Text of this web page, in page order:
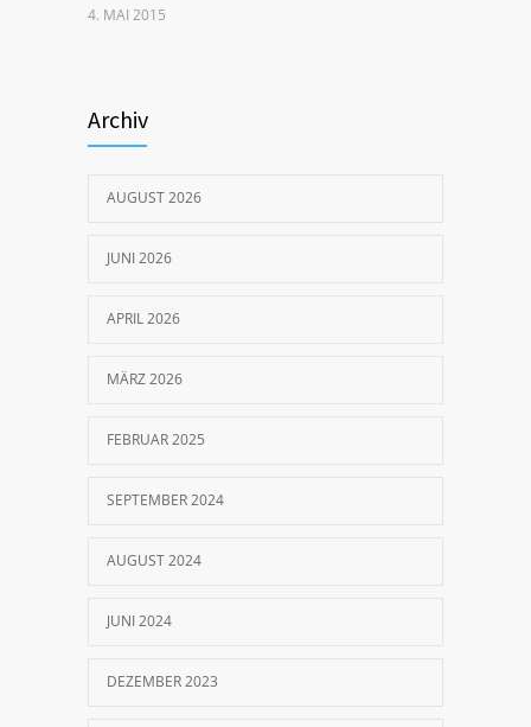
4. MAI 2015
Schwangerschaft – Ursachen und
gezielte Behandlung
Schulterschmerzen los!
Archiv
AUGUST 2026
JUNI 2026
APRIL 2026
MÄRZ 2026
FEBRUAR 2025
SEPTEMBER 2024
AUGUST 2024
JUNI 2024
DEZEMBER 2023